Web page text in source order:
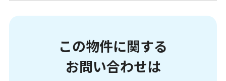
この物件に関する
お問い合わせは